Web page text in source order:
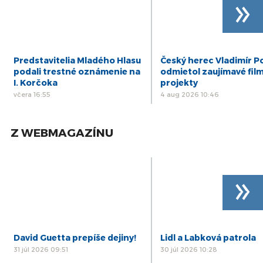
Predstavitelia Mladého Hlasu
podali trestné oznámenie na
I. Korčoka
včera 16:55
Český herec Vladimír
odmietol zaujímavé
projekty
4 aug 2026 10:46
»
Z WEBMAGAZÍNU
David Guetta prepíše dejiny!
31 júl 2026 09:51
Lidl a Labková patrola
30 júl 2026 10:28
»